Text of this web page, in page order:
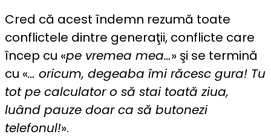
Cred că acest îndemn rezumă toate
conflictele dintre generaţii, conflicte care
încep cu «pe vremea mea…» şi se termină
cu «… oricum, degeaba îmi răcesc gura! Tu
tot pe calculator o să stai toată ziua,
luând pauze doar ca să butonezi
telefonul!».